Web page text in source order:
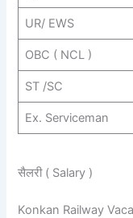
UR/ EWS
OBC ( NCL )
ST /SC
Ex. Serviceman
सैलरी ( Salary )
Konkan Railway